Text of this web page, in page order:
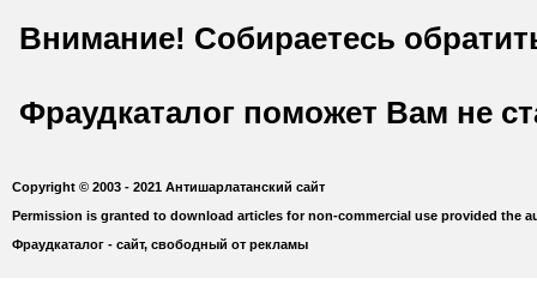
Внимание! Собираетесь
Фраудкаталог поможет Вам не
Copyright © 2003 - 2021 Антишарлатанский сайт
Permission is granted to download articles for non-commercial use provided the
Фраудкаталог - сайт, свободный от рекламы